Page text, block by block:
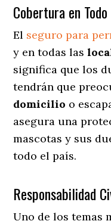
Cobertura en
El seguro para
y en todas las
significa que los
tendrán que
domicilio o
asegura una
mascotas y sus
todo el país.
Responsabilidad
Uno de los temas